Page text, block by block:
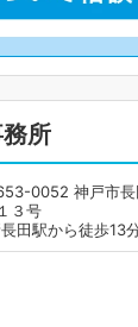
所
0052 神戸市長
３号
田駅から徒歩13